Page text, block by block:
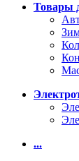
Товары
...